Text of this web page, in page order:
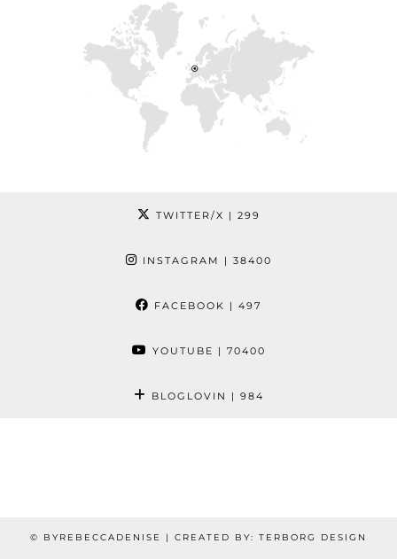
TWITTER/X | 299
INSTAGRAM | 38400
FACEBOOK | 497
YOUTUBE | 70400
BLOGLOVIN | 984
© BYREBECCADENISE | CREATED BY: TERBORG DESIGN